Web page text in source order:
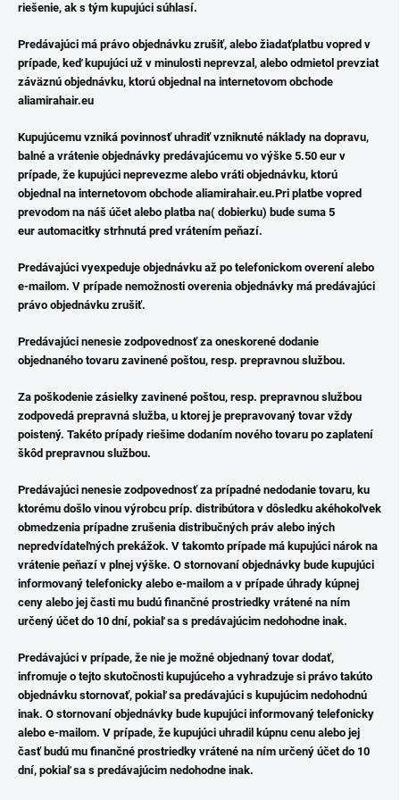
riešenie, ak s tým kupujúci súhlasí.
Predávajúci má právo objednávku zrušiť, alebo žiadaťplatbu vopred v
prípade, keď kupujúci už v minulosti neprevzal, alebo odmietol prevziat
záväznú objednávku, ktorú objednal na internetovom obchode
aliamirahair.eu
Kupujúcemu vzniká povinnosť uhradiť vzniknuté náklady na dopravu,
balné a vrátenie objednávky predávajúcemu vo výške 5.50 eur v
prípade, že kupujúci neprevezme alebo vráti objednávku, ktorú
objednal na internetovom obchode aliamirahair.eu.Pri platbe vopred
prevodom na náš účet alebo platba na( dobierku) bude suma 5
eur automacitky strhnutá pred vrátením peňazí.
Predávajúci vyexpeduje objednávku až po telefonickom overení alebo
e-mailom. V prípade nemožnosti overenia objednávky má predávajúci
právo objednávku zrušiť.
Predávajúci nenesie zodpovednosť za oneskorené dodanie
objednaného tovaru zavinené poštou, resp. prepravnou službou.
Za poškodenie zásielky zavinené poštou, resp. prepravnou službou
zodpovedá prepravná služba, u ktorej je prepravovaný tovar vždy
poistený. Takéto prípady riešime dodaním nového tovaru po zaplatení
škôd prepravnou službou.
Predávajúci nenesie zodpovednosť za prípadné nedodanie tovaru, ku
ktorému došlo vinou výrobcu príp. distribútora v dôsledku akéhokoľvek
obmedzenia prípadne zrušenia distribučných práv alebo iných
nepredvídateľných prekážok. V takomto prípade má kupujúci nárok na
vrátenie peňazí v plnej výške. O stornovaní objednávky bude kupujúci
informovaný telefonicky alebo e-mailom a v prípade úhrady kúpnej
ceny alebo jej časti mu budú finančné prostriedky vrátené na ním
určený účet do 10 dní, pokiaľ sa s predávajúcim nedohodne inak.
Predávajúci v prípade, že nie je možné objednaný tovar dodať,
infromuje o tejto skutočnosti kupujúceho a vyhradzuje si právo takúto
objednávku stornovať, pokiaľ sa predávajúci s kupujúcim nedohodnú
inak. O stornovaní objednávky bude kupujúci informovaný telefonicky
alebo e-mailom. V prípade, že kupujúci uhradil kúpnu cenu alebo jej
časť budú mu finančné prostriedky vrátené na ním určený účet do 10
dní, pokiaľ sa s predávajúcim nedohodne inak.